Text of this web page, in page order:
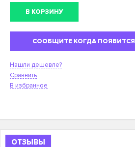
В КОРЗИНУ
СООБЩИТЕ КОГДА ПОЯВИТСЯ
Нашли дешевле?
Сравнить
В избранное
ОТЗЫВЫ